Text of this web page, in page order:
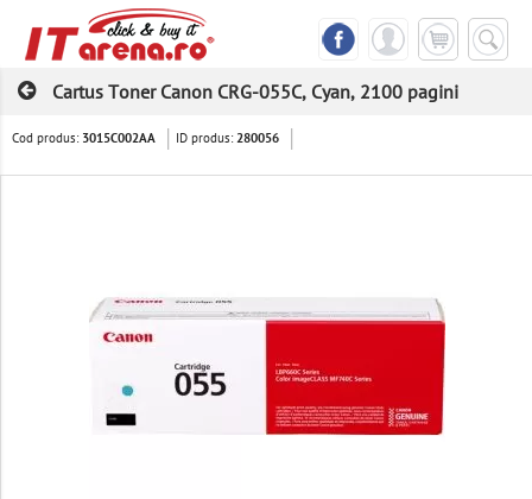
Cartus Toner Canon CRG-055C, Cyan, 2100 pagini
Cod produs: 3015C002AA ID produs:280056